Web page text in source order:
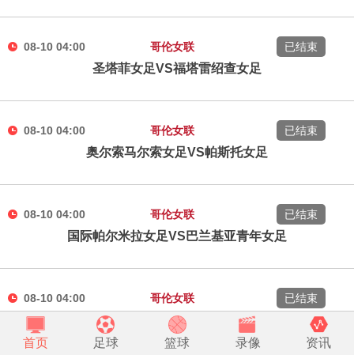
08-10 04:00 哥伦女联
圣塔菲女足VS福塔雷绍查女足
已结束
08-10 04:00 哥伦女联
奥尔索马尔索女足VS帕斯托女足
已结束
08-10 04:00 哥伦女联
国际帕尔米拉女足VS巴兰基亚青年女足
已结束
08-10 04:00 哥伦女联
波哥大国际女足VS皇家桑坦女足
已结束
首页 足球 篮球 录像 资讯